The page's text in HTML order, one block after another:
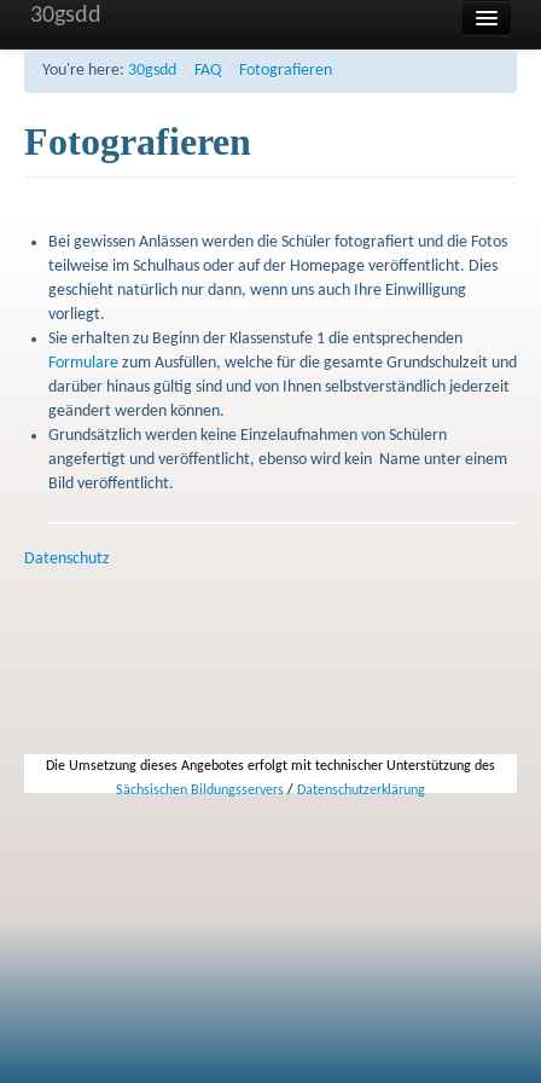
30gsdd
Aktuelles und Termine
FAQ
Kontakt
Impressum
Haftung
Datenschutzerklärung
You're here: 30gsdd / FAQ / Fotografieren
Fotografieren
Bei gewissen Anlässen werden die Schüler fotografiert und die Fotos
teilweise im Schulhaus oder auf der Homepage veröffentlicht. Dies
geschieht natürlich nur dann, wenn uns auch Ihre Einwilligung
vorliegt.
Sie erhalten zu Beginn der Klassenstufe 1 die entsprechenden
Formulare zum Ausfüllen, welche für die gesamte Grundschulzeit und
darüber hinaus gültig sind und von Ihnen selbstverständlich jederzeit
geändert werden können.
Grundsätzlich werden keine Einzelaufnahmen von Schülern
angefertigt und veröffentlicht, ebenso wird kein Name unter einem
Bild veröffentlicht.
Datenschutz
Die Umsetzung dieses Angebotes erfolgt mit technischer Unterstützung des
Sächsischen Bildungsservers/Datenschutzerklärung